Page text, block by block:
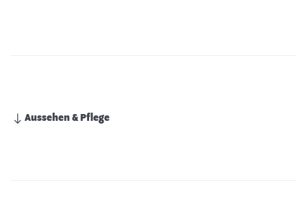
Aussehen & Pflege